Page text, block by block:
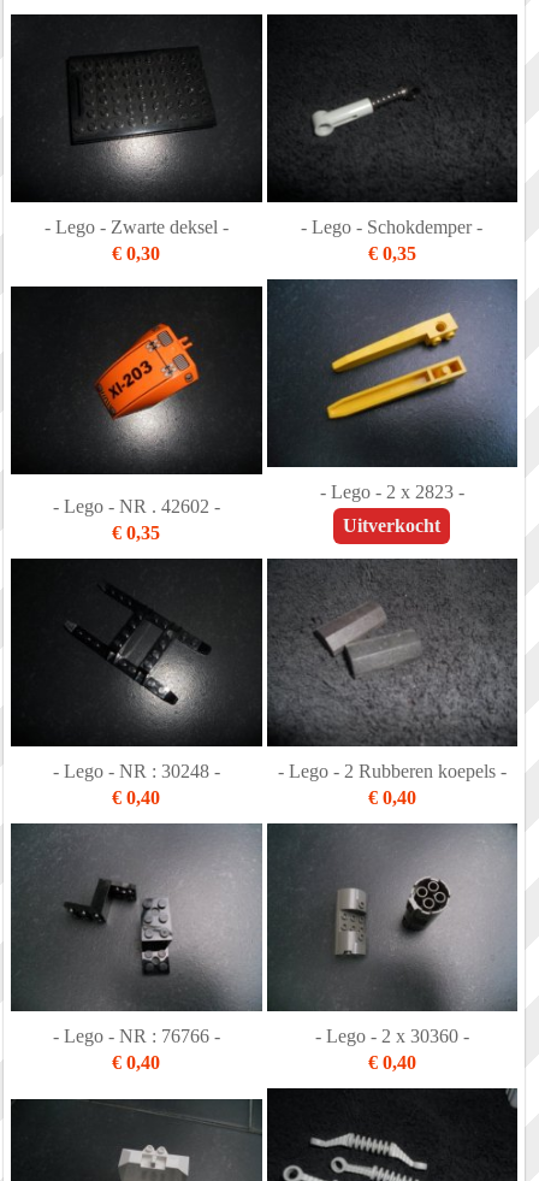
- Lego - Zwarte deksel -
€ 0,30
- Lego - Schokdemper -
€ 0,35
- Lego - NR . 42602 -
€ 0,35
- Lego - 2 x 2823 -
Uitverkocht
- Lego - NR : 30248 -
€ 0,40
- Lego - 2 Rubberen koepels -
€ 0,40
- Lego - NR : 76766 -
€ 0,40
- Lego - 2 x 30360 -
€ 0,40